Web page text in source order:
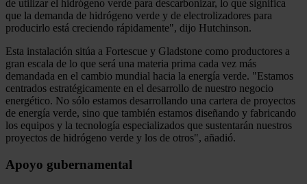
de utilizar el hidrógeno verde para descarbonizar, lo que significa
que la demanda de hidrógeno verde y de electrolizadores para
producirlo está creciendo rápidamente", dijo Hutchinson.
Esta instalación sitúa a Fortescue y Gladstone como productores a
gran escala de lo que será una materia prima cada vez más
demandada en el cambio mundial hacia la energía verde. "Estamos
centrados estratégicamente en el desarrollo de nuestro negocio
energético. No sólo estamos desarrollando una cartera de proyectos
de energía verde, sino que también estamos diseñando y fabricando
los equipos y la tecnología especializados que sustentarán nuestros
proyectos de hidrógeno verde y los de otros", añadió.
Apoyo gubernamental